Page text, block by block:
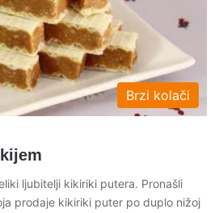
Brzi kolači
ljubitelji kikiriki putera. Pronašli
prodaje kikiriki puter po duplo nižoj